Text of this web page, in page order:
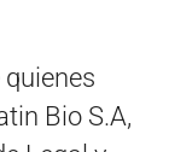
Bio S.A,